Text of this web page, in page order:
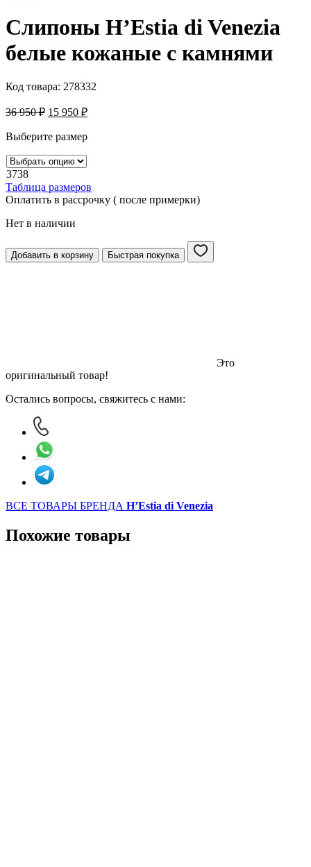
Слипоны H’Estia di Venezia
белые кожаные с камнями
Код товара: 278332
36 950₽ 15 950 ₽
Выберите размер
3738
Таблица размеров
Оплатить в рассрочку ( после примерки)
Нет в наличии
Добавить в корзину Быстрая покупка
Это
оригинальный товар!
Остались вопросы, свяжитесь с нами:
ВСЕ ТОВАРЫ БРЕНДА H’Estia di Venezia
Похожие товары